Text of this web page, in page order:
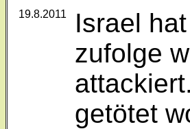
19.8.2011
Israel
zufolge
getötet